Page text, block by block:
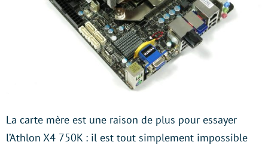
La carte mère est une raison de plus pour essayer
l’Athlon X4 750K : il est tout simplement impossible